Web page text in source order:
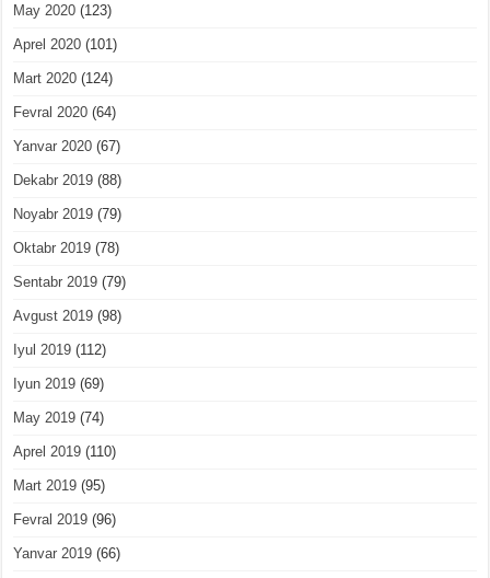
May 2020 (123)
Aprel 2020 (101)
Mart 2020 (124)
Fevral 2020 (64)
Yanvar 2020 (67)
Dekabr 2019 (88)
Noyabr 2019 (79)
Oktabr 2019 (78)
Sentabr 2019 (79)
Avgust 2019 (98)
Iyul 2019 (112)
Iyun 2019 (69)
May 2019 (74)
Aprel 2019 (110)
Mart 2019 (95)
Fevral 2019 (96)
Yanvar 2019 (66)